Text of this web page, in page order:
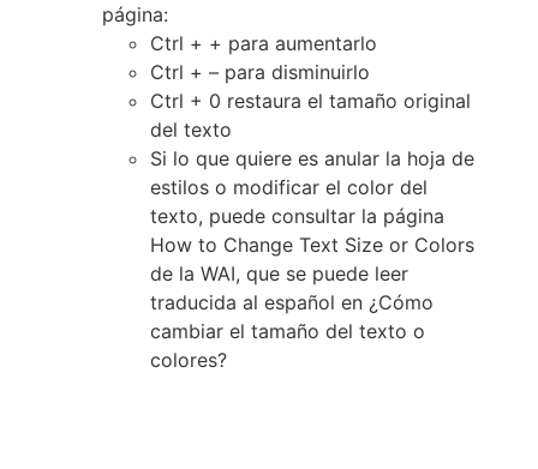
página:
Ctrl + + para aumentarlo
Ctrl + – para disminuirlo
Ctrl + 0 restaura el tamaño original
del texto
Si lo que quiere es anular la hoja de
estilos o modificar el color del
texto, puede consultar la página
How to Change Text Size or Colors
de la WAI, que se puede leer
traducida al español en ¿Cómo
cambiar el tamaño del texto o
colores?